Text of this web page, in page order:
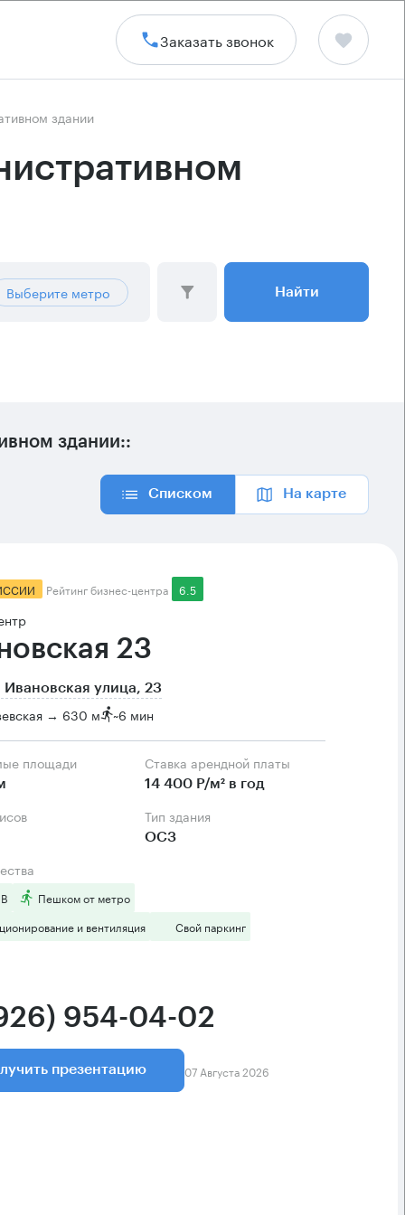
Заказать звонок
здании
Выберите метро Найти
здании::
Списком На карте
Рейтинг бизнес-центра 6.5
23
Ивановская улица, 23
→ 630 м ~6 мин
площади Ставка арендной платы
14 400 Р/м² в год
Тип здания
ОСЗ
Пешком от метро
и вентиляция
Свой паркинг
954-04-02
презентацию 07 Августа 2026